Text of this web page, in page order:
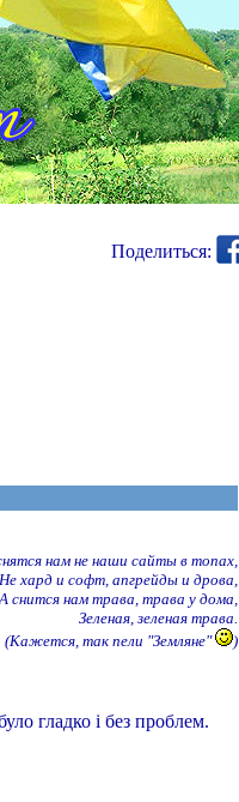
Поделиться:
нам не наши сайты в топах,
Не хард и софт, апгрейды и дрова,
А снится нам трава, трава у дома,
Зеленая, зеленая трава.
(Кажется, так пели "Земляне"
)
гладко і без проблем.